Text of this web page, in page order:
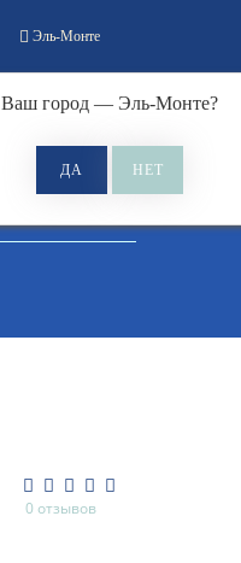
Эль-Монте
Ваш город — Эль-Монте?
0
0 отзывов